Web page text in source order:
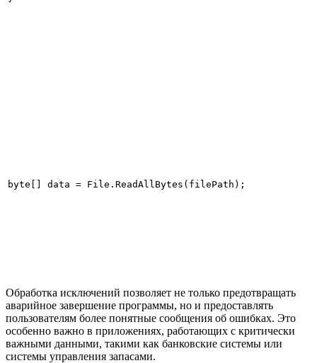
Обработка исключений позволяет не только предотвращать
аварийное завершение программы, но и предоставлять
пользователям более понятные сообщения об ошибках. Это
особенно важно в приложениях, работающих с критически
важными данными, такими как банковские системы или
системы управления запасами.